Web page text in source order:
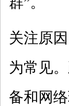
关注原因
为常见
备和网络